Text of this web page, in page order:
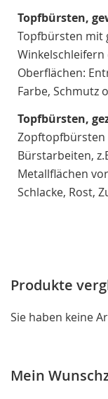
Topfbürsten,
Topfbürsten mit
Oberflächen:
Farbe, Schmutz
Topfbürsten,
Zopftopfbürsten
Bürstarbeiten,
Metallflächen
Schlacke, Rost,
Produkte
Sie haben keine
Mein